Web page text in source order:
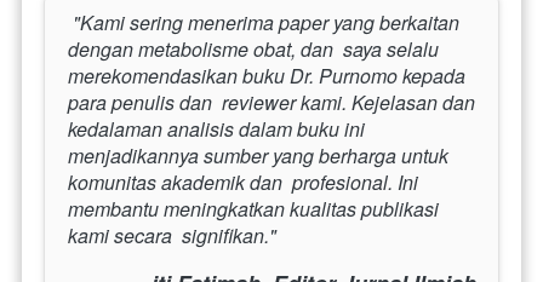
dengan metabolisme obat, dan  saya selalu
merekomendasikan buku Dr. Purnomo kepada
para penulis dan  reviewer kami. Kejelasan dan
kedalaman analisis dalam buku ini
menjadikannya sumber yang berharga untuk
komunitas akademik dan  profesional. Ini
membantu meningkatkan kualitas publikasi
kami secara  signifikan."